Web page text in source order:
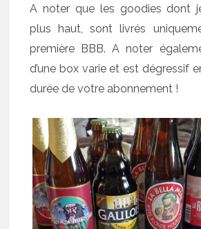
A noter que les goodies dont
plus haut, sont livrés
première BBB. A noter
d’une box varie et est dégressif
durée de votre abonnement !